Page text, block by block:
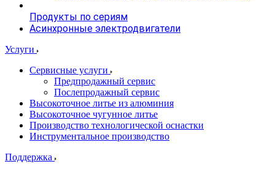
Продукты по сериям
Асинхронные электродвигатели
Услуги
Сервисные услуги
Предпродажный сервис
Послепродажный сервис
Высокоточное литье из алюминия
Высокоточное чугунное литье
Производство технологической оснастки
Инструментальное производство
Поддержка